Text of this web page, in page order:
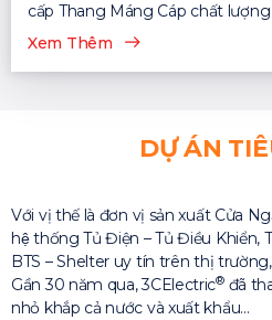
cấp Thang Máng Cáp chất
Xem Thêm
DỰ ÁN
Với vị thế là đơn vị sản xuất Cửa
hệ thống Tủ Điện – Tủ Điều Khiển,
BTS – Shelter uy tín trên thị
Gần 30 năm qua, 3CElectric®đã
nhỏ khắp cả nước và xuất khẩu…